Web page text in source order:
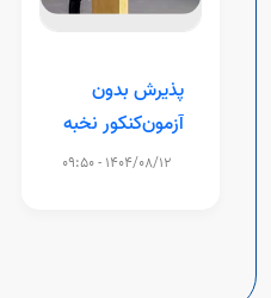
پذیرش بدون‌
آزمون‌کنکور نخبه
مهارتی بیست‌ویکمین
1404/08/12 - 09:50